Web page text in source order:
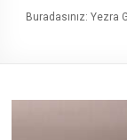
Işıltısı
Buradasınız: Yezra